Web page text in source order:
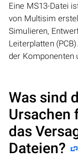
Eine MS13-Datei
von Multisim
Simulieren,
Leiterplatten
der Komponenten
Was sind
Ursachen
das
Dateien?